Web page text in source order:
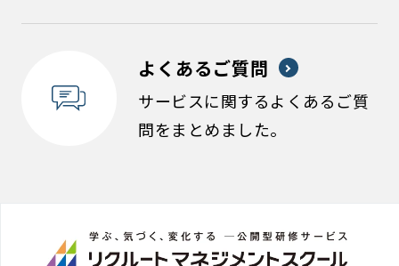
よくあるご質問
サービスに関するよくあるご質
問をまとめました。